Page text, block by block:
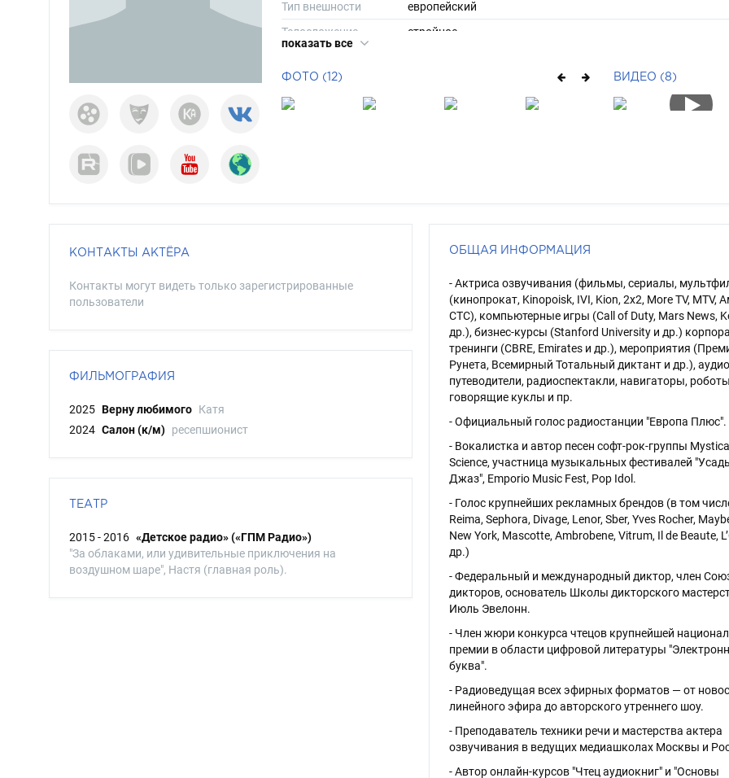
Тип внешности
европейский
Телосложение
стройное
Вес
Размер одежды
Цвет глаз
зеленый
показать все
ФОТО (12) ВИДЕО (8)
КОНТАКТЫ АКТЁРА
Контакты могут видеть только зарегистрированные
пользователи
ФИЛЬМОГРАФИЯ
2025 Верну любимого Катя
2024 Салон (к/м) ресепшионист
ТЕАТР
2015 - 2016 «Детское радио» («ГПМ Радио»)
"За облаками, или удивительные приключения на
воздушном шаре", Настя (главная роль).
ОБЩАЯ ИНФОРМАЦИЯ
- Актриса озвучивания (фильмы, сериалы,
(кинопрокат, Kinopoisk, IVI, Kion, 2x2, More TV, MTV,
СТС), компьютерные игры (Call of Duty, Mars News,
др.), бизнес-курсы (Stanford University и др.)
тренинги (CBRE, Emirates и др.), мероприятия
Рунета, Всемирный Тотальный диктант и др.),
путеводители, радиоспектакли, навигаторы,
говорящие куклы и пр.
- Официальный голос радиостанции "Европа Плюс".
- Вокалистка и автор песен софт-рок-группы Mystical
Science, участница музыкальных фестивалей
Джаз", Emporio Music Fеst, Pop Idol.
- Голос крупнейших рекламных брендов (в том
Reima, Sephora, Divage, Lenor, Sber, Yves Rocher,
New York, Mascotte, Ambrobene, Vitrum, Il de Beaute,
др.)
- Федеральный и международный диктор, член
дикторов, основатель Школы дикторского
Июль Эвелонн.
- Член жюри конкурса чтецов крупнейшей
премии в области цифровой литературы
буква".
- Радиоведущая всех эфирных форматов — от
линейного эфира до авторского утреннего шоу.
- Преподаватель техники речи и мастерства актера
озвучивания в ведущих медиашколах Москвы и
- Автор онлайн-курсов "Чтец аудиокниг" и "Основы